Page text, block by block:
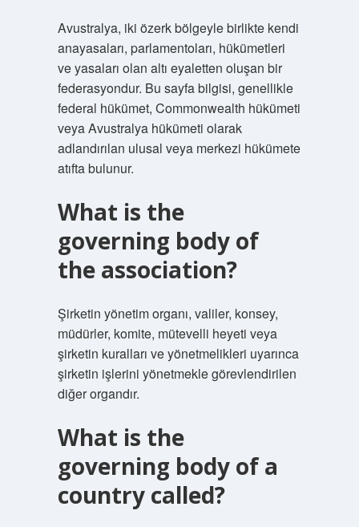
Avustralya, iki özerk bölgeyle birlikte kendi
anayasaları, parlamentoları, hükümetleri
ve yasaları olan altı eyaletten oluşan bir
federasyondur. Bu sayfa bilgisi, genellikle
federal hükümet, Commonwealth hükümeti
veya Avustralya hükümeti olarak
adlandırılan ulusal veya merkezi hükümete
atıfta bulunur.
What is the
governing body of
the association?
Şirketin yönetim organı, valiler, konsey,
müdürler, komite, mütevelli heyeti veya
şirketin kuralları ve yönetmelikleri uyarınca
şirketin işlerini yönetmekle görevlendirilen
diğer organdır.
What is the
governing body of a
country called?